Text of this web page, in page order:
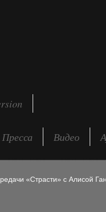
Пресса Видео
«Страсти» с Алисой